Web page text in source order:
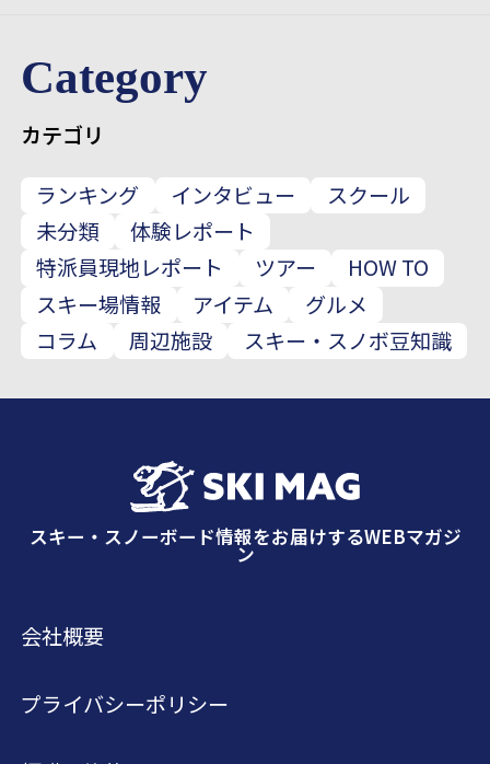
Category
カテゴリ
ランキング
インタビュー
スクール
未分類
体験レポート
特派員現地レポート
ツアー
HOW TO
スキー場情報
アイテム
グルメ
コラム
周辺施設 スキー・スノボ豆知識
スキー・スノーボード情報をお届けするWEBマガジ
ン
会社概要
プライバシーポリシー